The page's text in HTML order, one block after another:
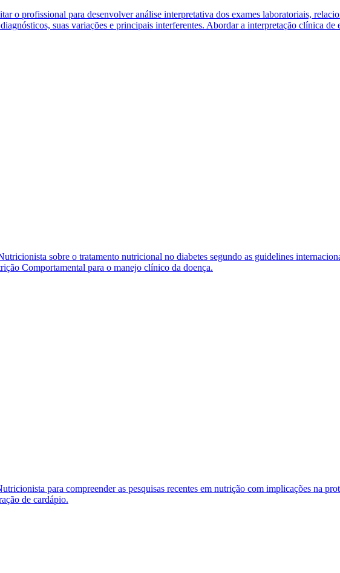
o profissional para desenvolver análise interpretativa dos exames laboratoriais,
suas variações e principais interferentes. Abordar a interpretação clínica
sobre o tratamento nutricional no diabetes segundo as guidelines
Comportamental para o manejo clínico da doença.
para compreender as pesquisas recentes em nutrição com implicações na
de cardápio.